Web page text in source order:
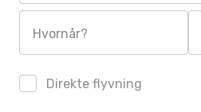
Hvornår?
Direkte flyvning